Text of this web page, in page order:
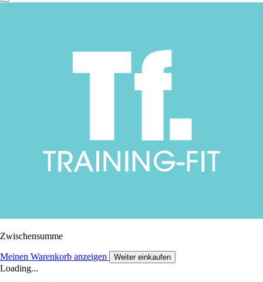
Zwischensumme
Meinen Warenkorb anzeigen Weiter einkaufen
Loading...